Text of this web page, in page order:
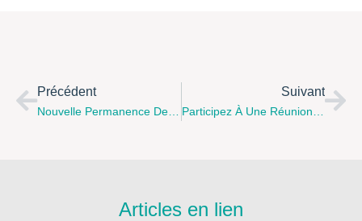
Précédent Suivant
Articles en lien